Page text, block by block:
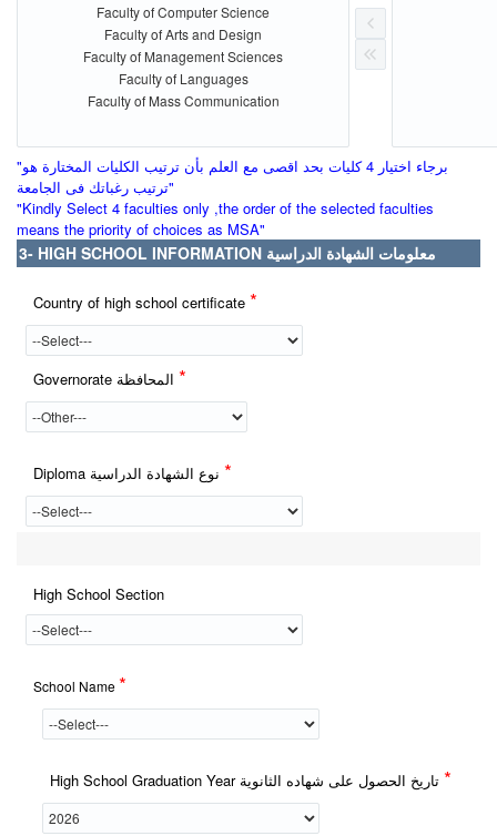
Faculty of Computer Science
Faculty of Arts and Design
Faculty of Management Sciences
Faculty of Languages
Faculty of Mass Communication
"برجاء اختيار 4 كليات بحد اقصى مع العلم بأن ترتيب الكليات المختارة هو
ترتيب رغباتك فى الجامعة"
"Kindly Select 4 faculties only ,the order of the selected faculties
means the priority of choices as MSA"
3- HIGH SCHOOL INFORMATION معلومات الشهادة الدراسية
Country of high school certificate *
*
*
High School Section
School Name *
*